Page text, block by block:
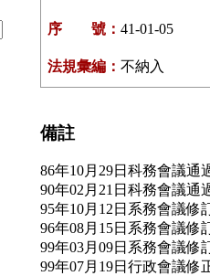
序 號： 41-01-05
法規彙編： 不納入
備註
86年10月29日科務會議通
90年02月21日科務會議通
95年10月12日系務會議修
96年08月15日系務會議修
99年03月09日系務會議修
99年07月19日行政會議修